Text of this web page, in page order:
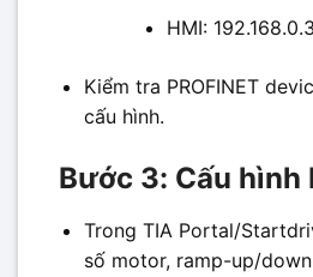
HMI:
Kiểm tra PROFINET
cấu hình.
Bước 3: Cấu hình
Trong TIA Portal/
số motor, ramp-up/